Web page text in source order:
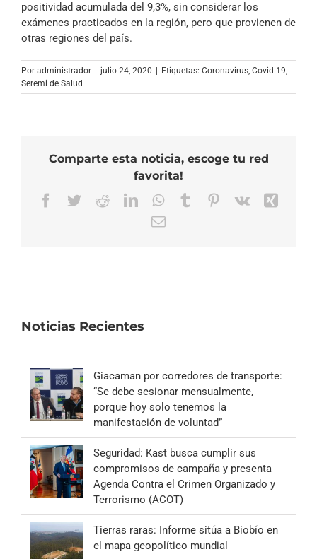
positividad acumulada del 9,3%, sin considerar los
exámenes practicados en la región, pero que provienen de
otras regiones del país.
Por administrador julio 24, 2020 Etiquetas: Coronavirus, Covid-19,
Seremi de Salud
Comparte esta noticia, escoge tu red
favorita!
Facebook
TwitterRedditLinkedInWhatsApp
TumblrPinterest
Vk
Correo
Noticias Recientes
Giacaman por corredores de transporte:
“Se debe sesionar mensualmente,
porque hoy solo tenemos la
manifestación de voluntad”
Seguridad: Kast busca cumplir sus
compromisos de campaña y presenta
Agenda Contra el Crimen Organizado y
Terrorismo (ACOT)
Tierras raras: Informe sitúa a Biobío en
el mapa geopolítico mundial